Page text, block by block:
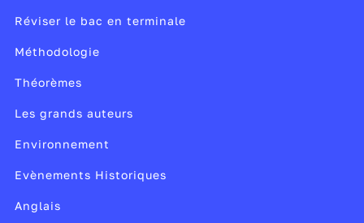
Réviser le bac en terminale
Méthodologie
Théorèmes
Les grands auteurs
Environnement
Evènements Historiques
Anglais